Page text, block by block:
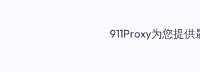
911Proxy为您提